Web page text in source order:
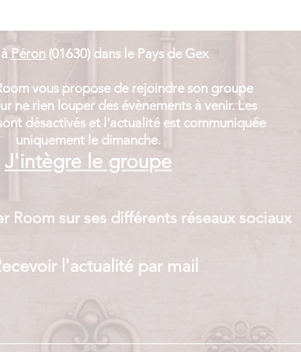
Péron(01630) dans le Pays de Gex​
vous propose de rejoindre son groupe
ne rien louper des évènements à venir. Les
désactivés et l'actualité est communiquée
uniquement le dimanche.
J'intègre le groupe
Room sur ses différents réseaux sociaux
l'actualité par mail